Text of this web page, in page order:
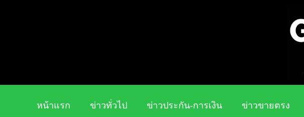
หน้าแรก ข่าวทั่วไป ข่าวประกัน-การเงิน ข่าวขายตรง